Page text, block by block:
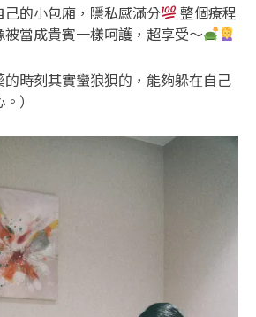
的小包廂，隱私感滿分
整個療程
當成貴賓一樣呵護，超享受～
的時刻其實蠻狼狽的，能夠躲在自己
）